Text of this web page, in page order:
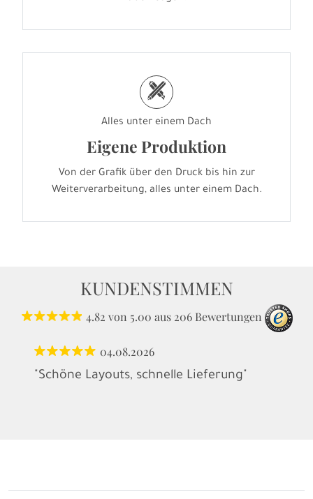
h
Alles unter einem Dach
Eigene Produktion
Von der Grafik über den Druck bis hin zur
Weiterverarbeitung, alles unter einem Dach.
KUNDENSTIMMEN
4.82 von 5.00 aus 206 Bewertungen
04.08.2026
"Schöne Layouts, schnelle Lieferung"